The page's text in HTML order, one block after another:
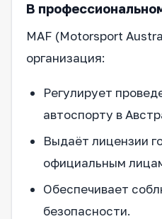
В
MAF (Motorsport
организация:
Регулирует
автоспорту в
Выдаёт лицензии
официальным
Обеспечивает
безопасности.